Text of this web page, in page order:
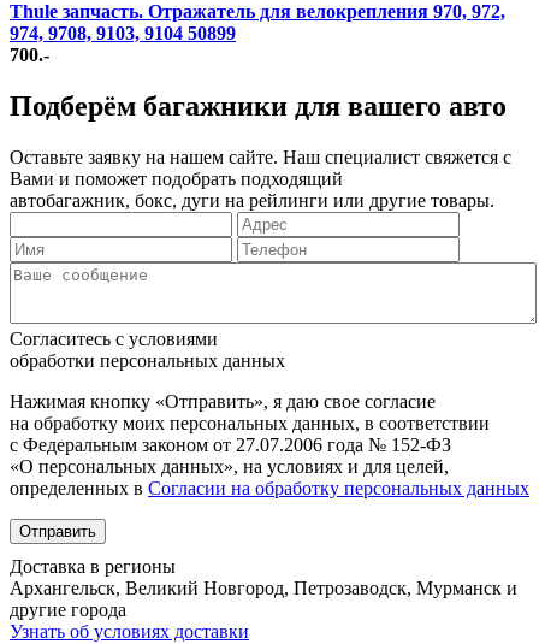
Thule запчасть. Отражатель для велокрепления 970, 972,
974, 9708, 9103, 9104 50899
700.-
Подберём багажники для вашего авто
Оставьте заявку на нашем сайте. Наш специалист свяжется с
Вами и поможет подобрать подходящий
автобагажник, бокс, дуги на рейлинги или другие товары.
Согласитесь с условиями
обработки персональных данных
Нажимая кнопку «Отправить», я даю свое согласие
на обработку моих персональных данных, в соответствии
с Федеральным законом от 27.07.2006 года № 152-ФЗ
«О персональных данных», на условиях и для целей,
определенных в Согласии на обработку персональных данных
Отправить
Доставка в регионы
Архангельск, Великий Новгород, Петрозаводск, Мурманск и
другие города
Узнать об условиях доставки